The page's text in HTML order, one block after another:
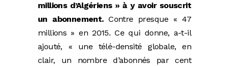
millions d’Algériens » à y avoir souscrit
un abonnement.Contre presque « 47
millions » en 2015. Ce qui donne, a-t-il
ajouté, « une télé-densité globale, en
clair, un nombre d’abonnés par cent